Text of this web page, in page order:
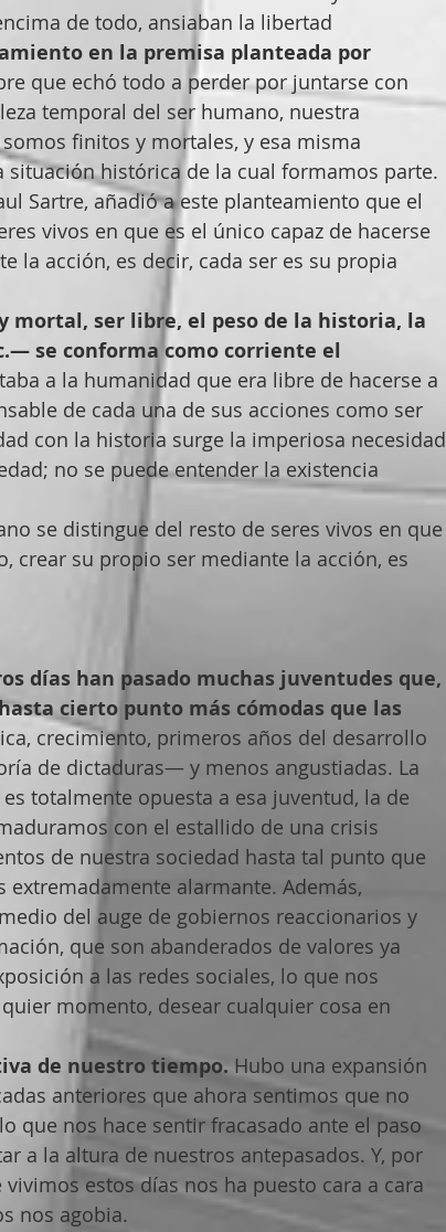
de todo, ansiaban la libertad
en la premisa planteada por
que echó todo a perder por juntarse con
temporal del ser humano, nuestra
finitos y mortales, y esa misma
situación histórica de la cual formamos parte.
Sartre, añadió a este planteamiento que el
vivos en que es el único capaz de hacerse
la acción, es decir, cada ser es su propia
mortal, ser libre, el peso de la historia, la
se conforma como corriente el
a la humanidad que era libre de hacerse a
de cada una de sus acciones como ser
con la historia surge la imperiosa necesidad
no se puede entender la existencia
se distingue del resto de seres vivos en que
crear su propio ser mediante la acción, es
días han pasado muchas juventudes que,
cierto punto más cómodas que las
crecimiento, primeros años del desarrollo
de dictaduras— y menos angustiadas. La
totalmente opuesta a esa juventud, la de
con el estallido de una crisis
de nuestra sociedad hasta tal punto que
alarmante. Además,
del auge de gobiernos reaccionarios y
que son abanderados de valores ya
a las redes sociales, lo que nos
momento, desear cualquier cosa en
de nuestro tiempo. Hubo una expansión
anteriores que ahora sentimos que no
que nos hace sentir fracasado ante el paso
a la altura de nuestros antepasados. Y, por
estos días nos ha puesto cara a cara
nos agobia.